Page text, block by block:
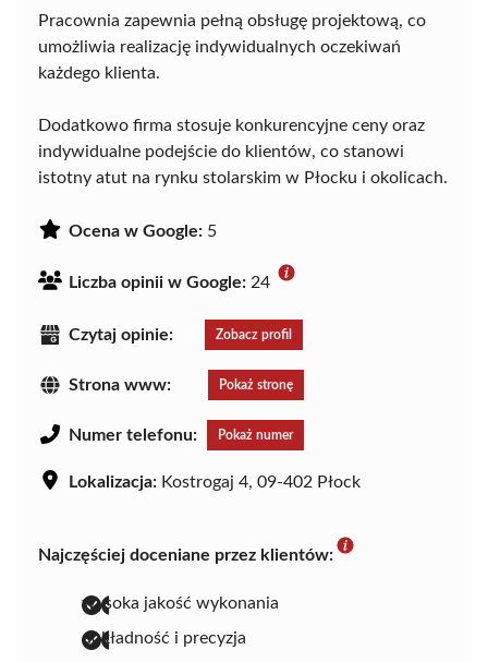
Pracownia zapewnia pełną obsługę projektową, co
umożliwia realizację indywidualnych oczekiwań
każdego klienta.
Dodatkowo firma stosuje konkurencyjne ceny oraz
indywidualne podejście do klientów, co stanowi
istotny atut na rynku stolarskim w Płocku i okolicach.
Ocena w Google: 5
Liczba opinii w Google: 24
Czytaj opinie: Zobacz profil
Strona www: Pokaż stronę
Numer telefonu: Pokaż numer
Lokalizacja: Kostrogaj 4, 09-402 Płock
Najczęściej doceniane przez klientów:
wysoka jakość wykonania
dokładność i precyzja